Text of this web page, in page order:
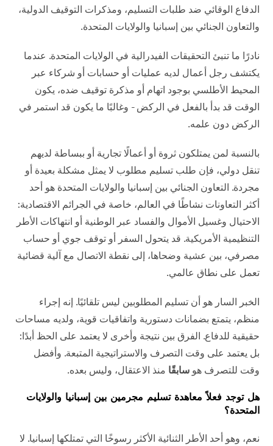
الدفاع الوقائي ضد طلبات التسليم، ومذكرات التوقيف الدولية،
والتعاون الجنائي بين إسبانيا والولايات المتحدة.
نادرًا ما تنبئ التحقيقات الفيدرالية في الولايات المتحدة. عندما
يكتشف رجل أعمال لديه عمليات أو حسابات أو شركاء عبر
المحيط الأطلسي بوجود اتهام أو مذكرة توقيف ضده، يكون
الوقت قد بدأ بالفعل في الركض - وغالبًا ما يكون قد استمر في
الركض دون علمه.
بالنسبة لمن يمتلكون ثروة أو أعمالًا تجارية أو ببساطة لديهم
تنقل دولي، فإن طلب تسليم مطلوب لا يمثل مشكلة بعيدة أو
مجردة. التعاون الجنائي بين إسبانيا والولايات المتحدة هو أحد
أكثر التعاونات نشاطًا في العالم، خاصة في الجرائم الاقتصادية:
الاحتيال وغسيل الأموال والفساد عبر الوطنية أو انتهاكات الأطر
التنظيمية الأمريكية. قد يتحول السفر أو توقف جوي أو حساب
مصرفي، بين عشية وضحاها، إلى نقطة الاتصال مع آلية قضائية
تعمل على نطاق عالمي.
الخبر السار هو أن تسليم المطلوبين ليس تلقائيًا. إنه إجراء
منظم، يتمتع بضمانات دستورية واتفاقيات قوية، ولديه مساحات
حقيقية للدفاع. الفرق بين نتيجة وأخرى لا يعتمد على الحظ أبدًا:
بل يعتمد على وقت التصرف والاستراتيجية المتبعة. وأفضل
وقت للتصرف هوسابقًا منذ الاعتقال، وليس بعده.
هل توجد فعلاً معاهدة تسليم مجرمين بين إسبانيا والولايات
المتحدة؟
نعم، وهو أحد الأطر الثنائية الأكثر رسوخًا التي تمتلكها إسبانيا. لا